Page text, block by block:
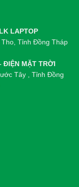
LAPTOP
Tỉnh Đồng Tháp
ĐIỆN MẶT TRỜI
Tây , Tỉnh Đồng